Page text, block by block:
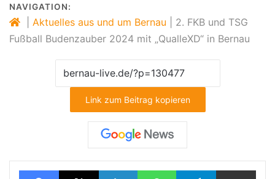
NAVIGATION:
Aktuelles aus und um Bernau
2. FKB und TSG
Fußball Budenzauber 2024 mit „QualleXD“ in Bernau
Link zum Beitrag kopieren
FacebookX LinkedInWhatsAppTelegramTeilen via E-Mail